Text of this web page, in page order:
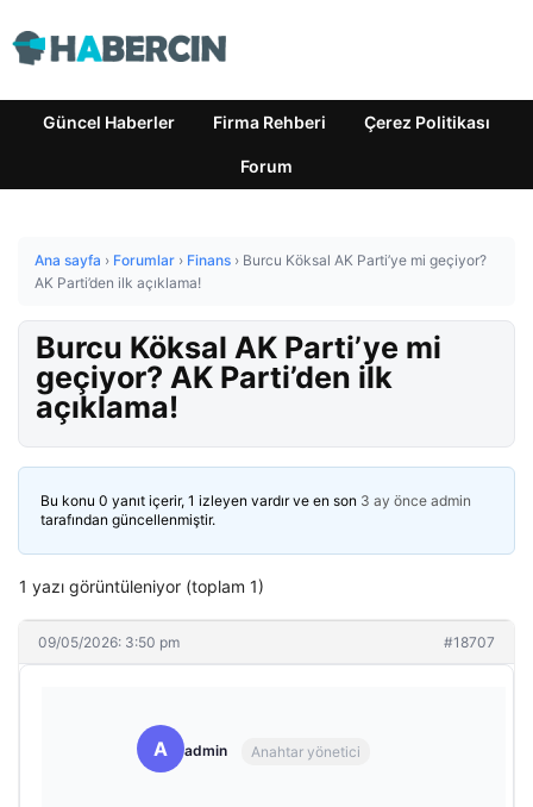
Güncel Haberler Firma Rehberi Çerez Politikası
Forum
Ana sayfa › Forumlar › Finans › Burcu Köksal AK Parti’ye mi geçiyor?
AK Parti’den ilk açıklama!
Burcu Köksal AK Parti’ye mi
geçiyor? AK Parti’den ilk
açıklama!
Bu konu 0 yanıt içerir, 1 izleyen vardır ve en son 3 ay önce admin
tarafından güncellenmiştir.
1 yazı görüntüleniyor (toplam 1)
09/05/2026: 3:50 pm #18707
A admin Anahtar yönetici